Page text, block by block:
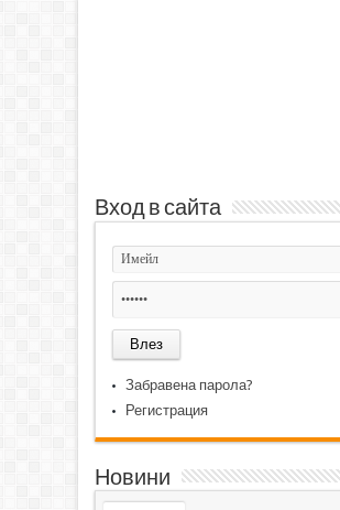
Вход в сайта
Забравена парола?
Регистрация
Новини